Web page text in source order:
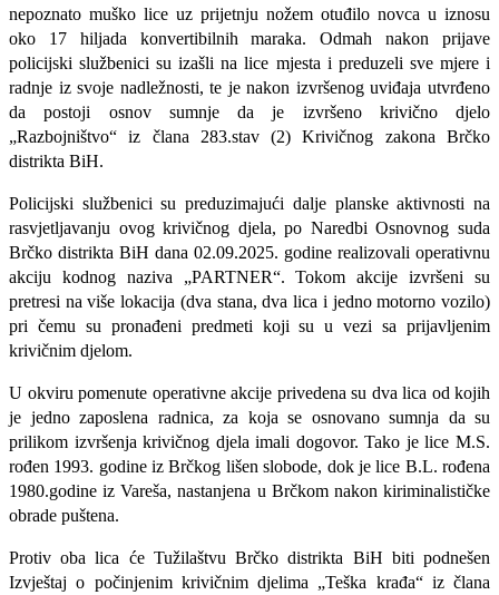
nepoznato muško lice uz prijetnju nožem otuđilo novca u iznosu
oko 17 hiljada konvertibilnih maraka. Odmah nakon prijave
policijski službenici su izašli na lice mjesta i preduzeli sve mjere i
radnje iz svoje nadležnosti, te je nakon izvršenog uviđaja utvrđeno
da postoji osnov sumnje da je izvršeno krivično djelo
„Razbojništvo“ iz člana 283.stav (2) Krivičnog zakona Brčko
distrikta BiH.
Policijski službenici su preduzimajući dalje planske aktivnosti na
rasvjetljavanju ovog krivičnog djela, po Naredbi Osnovnog suda
Brčko distrikta BiH dana 02.09.2025. godine realizovali operativnu
akciju kodnog naziva „PARTNER“. Tokom akcije izvršeni su
pretresi na više lokacija (dva stana, dva lica i jedno motorno vozilo)
pri čemu su pronađeni predmeti koji su u vezi sa prijavljenim
krivičnim djelom.
U okviru pomenute operativne akcije privedena su dva lica od kojih
je jedno zaposlena radnica, za koja se osnovano sumnja da su
prilikom izvršenja krivičnog djela imali dogovor. Tako je lice M.S.
rođen 1993. godine iz Brčkog lišen slobode, dok je lice B.L. rođena
1980.godine iz Vareša, nastanjena u Brčkom nakon kiriminalističke
obrade puštena.
Protiv oba lica će Tužilaštvu Brčko distrikta BiH biti podnešen
Izvještaj o počinjenim krivičnim djelima „Teška krađa“ iz člana